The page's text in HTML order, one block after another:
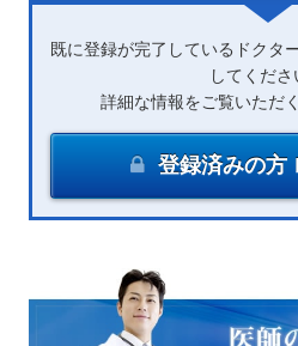
既に登録が完了しているドクタ
してくださ
詳細な情報をご覧いただ
登録済みの方